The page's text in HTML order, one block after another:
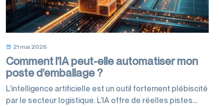
21 mai 2026
Comment l’IA peut-elle automatiser mon
poste d’emballage ?
L’intelligence artificielle est un outil fortement plébiscité
par le secteur logistique. L’IA offre de réelles pistes